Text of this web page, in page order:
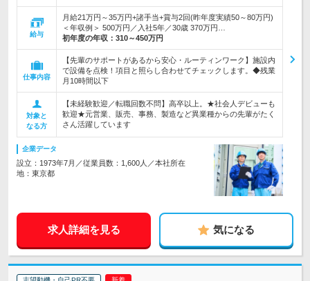
給与
月給21万円～35万円+諸手当+賞与2回(昨年度実績50～80万円)
＜年収例＞ 500万円／入社5年／30歳 370万円…
初年度の年収： 310～450万円
仕事内容
【先輩のサポートがあるから安心・ルーティンワーク】施設内
で設備を点検！項目と照らし合わせてチェックします。◆残業
月10時間以下
対象と
なる方
【未経験歓迎／転職回数不問】高卒以上。★社会人デビューも
歓迎★元営業、販売、事務、製造など異業種からの先輩がたく
さん活躍しています
企業データ
設立：1973年7月／従業員数：1,600人／本社所在
地：東京都
求人詳細を見る 気になる